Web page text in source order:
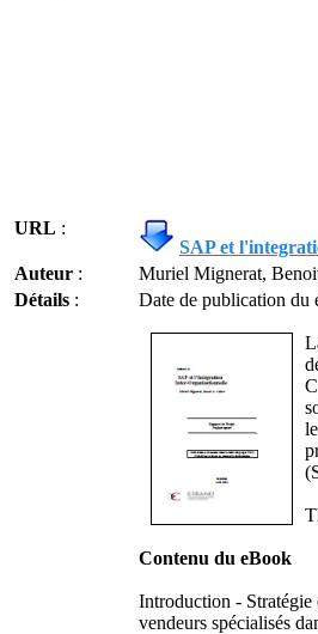
URL :
SAP et
Auteur :
Muriel Mignerat,
Détails : Date de publication du
Contenu du eBook
Introduction -
vendeurs spécialisés